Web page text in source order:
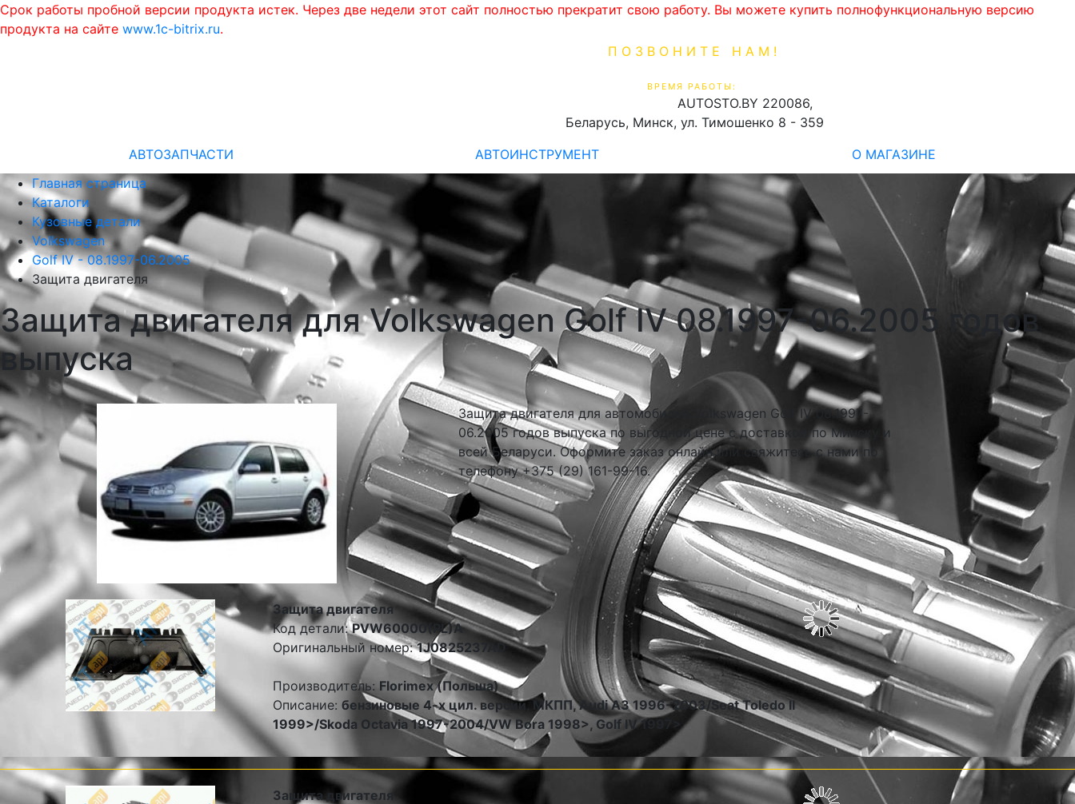
Срок работы пробной версии продукта истек. Через две недели этот сайт полностью прекратит свою работу. Вы можете купить полнофункциональную версию
продукта на сайте www.1c-bitrix.ru.
ПОЗВОНИТЕ НАМ!
ВРЕМЯ РАБОТЫ:
AUTOSTO.BY 220086,
Беларусь, Минск, ул. Тимошенко 8 - 359
АВТОЗАПЧАСТИ АВТОИНСТРУМЕНТ
О МАГАЗИНЕ
Главная страница
Каталоги
Кузовные детали
Volkswagen
Golf IV - 08.1997-06.2005
Защита двигателя
Защита двигателя для Volkswagen Golf IV 08.1997-06.2005 годов
выпуска
Защита двигателя для автомобилей Volkswagen Golf IV 08.1997-
06.2005 годов выпуска по выгодной цене с доставкой по Минску и
всей Беларуси. Оформите заказ онлайн или свяжитесь с нами по
телефону +375 (29) 161-99-16.
Защита двигателя
Код детали:PVW60000(PL)A
Оригинальный номер:1J0825237AD
Производитель:Florimex (Польша)
Описание: бензиновые 4-х цил. версии, МКПП, Audi A3 1996-2003/Seat Toledo II
1999>/Skoda Octavia 1997-2004/VW Bora 1998>, Golf IV 1997>
Защита двигателя